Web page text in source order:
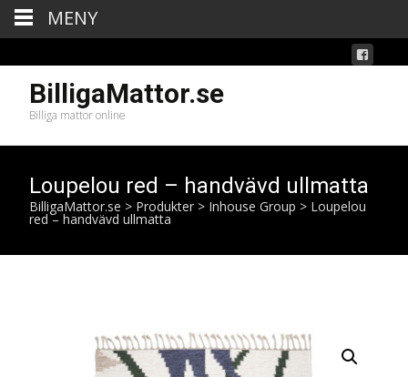
BilligaMattor.se
Billiga mattor online
Loupelou red – handvävd ullmatta
BilligaMattor.se > Produkter > Inhouse Group > Loupelou
red – handvävd ullmatta
MENY